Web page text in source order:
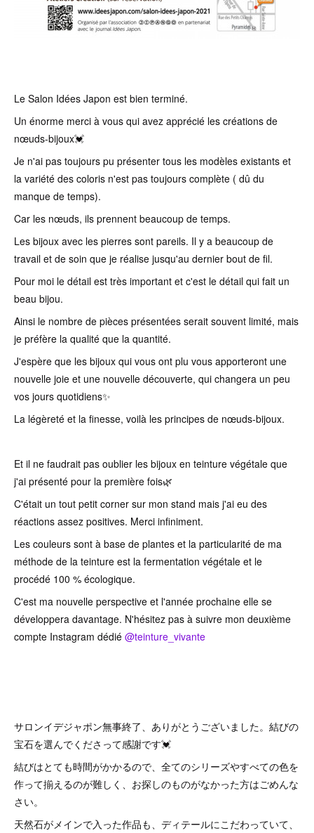
Le Salon Idées Japon est bien terminé.
Un énorme merci à vous qui avez apprécié les créations de
nœuds-bijoux💓
Je n'ai pas toujours pu présenter tous les modèles existants et
la variété des coloris n'est pas toujours complète ( dû du
manque de temps).
Car les nœuds, ils prennent beaucoup de temps.
Les bijoux avec les pierres sont pareils. Il y a beaucoup de
travail et de soin que je réalise jusqu'au dernier bout de fil.
Pour moi le détail est très important et c'est le détail qui fait un
beau bijou.
Ainsi le nombre de pièces présentées serait souvent limité, mais
je préfère la qualité que la quantité.
J'espère que les bijoux qui vous ont plu vous apporteront une
nouvelle joie et une nouvelle découverte, qui changera un peu
vos jours quotidiens✨
La légèreté et la finesse, voilà les principes de nœuds-bijoux.
Et il ne faudrait pas oublier les bijoux en teinture végétale que
j'ai présenté pour la première fois🌿
C'était un tout petit corner sur mon stand mais j'ai eu des
réactions assez positives. Merci infiniment.
Les couleurs sont à base de plantes et la particularité de ma
méthode de la teinture est la fermentation végétale et le
procédé 100 % écologique.
C'est ma nouvelle perspective et l'année prochaine elle se
développera davantage. N'hésitez pas à suivre mon deuxième
compte Instagram dédié @teinture_vivante
サロンイデジャポン無事終了、ありがとうございました。結びの
宝石を選んでくださって感謝です💓
結びはとても時間がかかるので、全てのシリーズやすべての色を
作って揃えるのが難しく、お探しのものがなかった方はごめんな
さい。
天然石がメインで入った作品も、ディテールにこだわっていて、